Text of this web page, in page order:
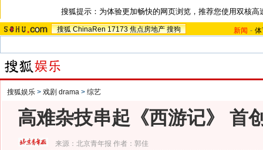
搜狐提示：为体验更加畅快的网页浏览，推荐您使用双核高
搜狐 ChinaRen 17173 焦点房地产 搜狗 新闻 -
搜狐娱乐 > 戏剧 drama > 综艺
高难杂技串起《西游记》 首
来源：北京青年报 作者：郭佳